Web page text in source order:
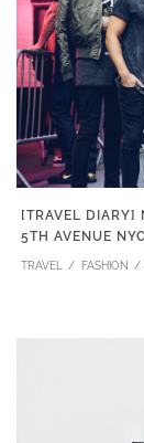
[TRAVEL DIARY]
5TH AVENUE NYC
TRAVEL FASHION